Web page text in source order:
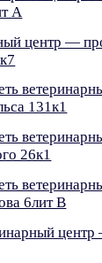
А
центр —
131к1
26к1
6лит В